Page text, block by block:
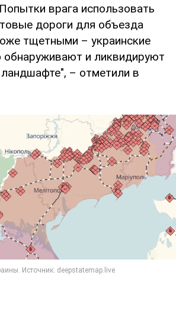
Попытки врага использовать
дороги для объезда
тщетными – украинские
и ликвидируют
– отметили в